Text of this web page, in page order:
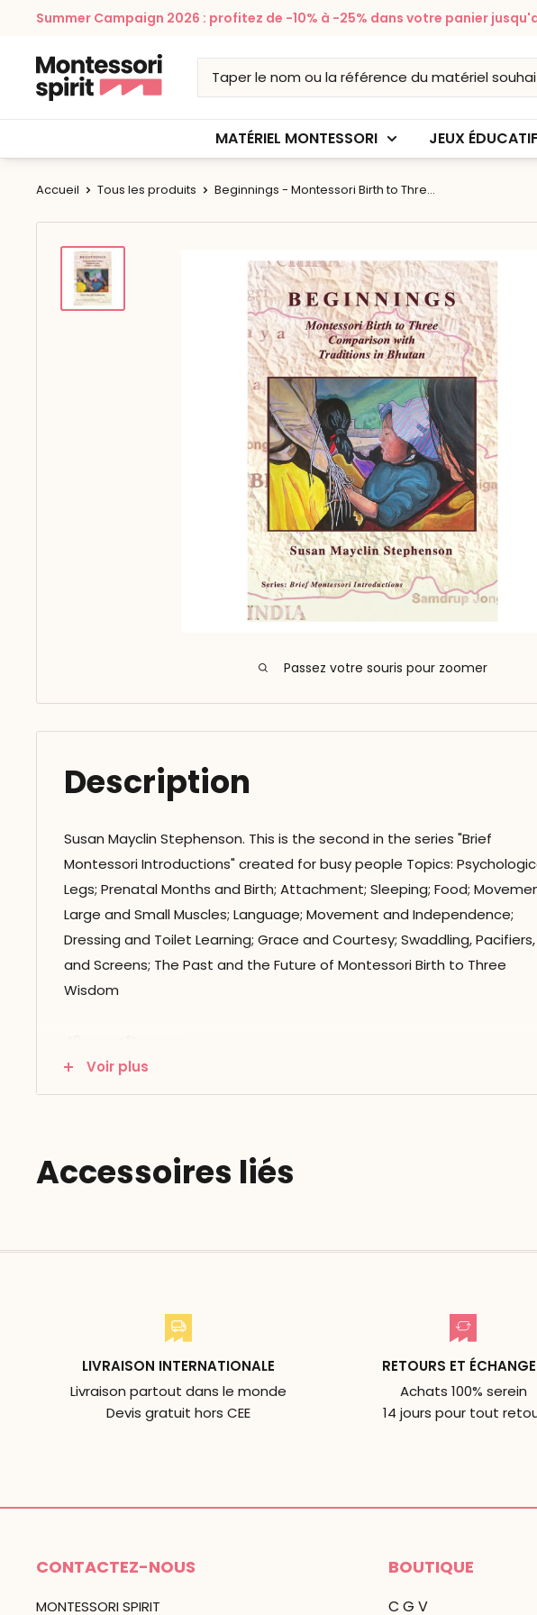
Passer
contenu
Summer Campaign 2026 : profitez de -10% à -25% dans votre panier
Montessori
Spirit
MATÉRIEL MONTESSORI JEUX
Accueil Tous les produits Beginnings - Montessori Birth to Thre...
Passez votre souris pour zoomer
Description
Susan Mayclin Stephenson. This is the second in the series "Brief
Montessori Introductions" created for busy people Topics:
Legs; Prenatal Months and Birth; Attachment; Sleeping; Food;
Large and Small Muscles; Language; Movement and Independence;
Dressing and Toilet Learning; Grace and Courtesy; Swaddling, Pacifiers,
and Screens; The Past and the Future of Montessori Birth to Three
Wisdom
2023 edition
Voir plus
Accessoires liés
LIVRAISON INTERNATIONALE
Livraison partout dans le monde
Devis gratuit hors CEE
RETOURS ET
Achats 100% serein
14 jours pour tout
CONTACTEZ-NOUS
MONTESSORI SPIRIT
BOUTIQUE
C G V